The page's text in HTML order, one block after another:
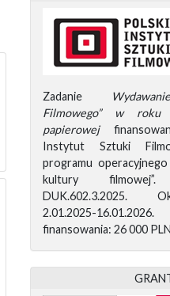
Zadanie
Filmowego” w
papierowej
Instytut Sztuki
programu operacyjnego
kultury
DUK.602.3.2025.
2.01.2025-
finansowania: 26 000